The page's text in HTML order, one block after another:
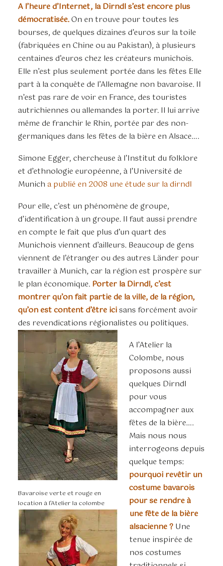
A l’heure d’Internet, la Dirndl s’est encore plus
démocratisée.On en trouve pour toutes les
bourses, de quelques dizaines d’euros sur la toile
(fabriquées en Chine ou au Pakistan), à plusieurs
centaines d’euros chez les créateurs munichois.
Elle n’est plus seulement portée dans les fêtes Elle
part à la conquête de l’Allemagne non bavaroise. Il
n’est pas rare de voir en France, des touristes
autrichiennes ou allemandes la porter. Il lui arrive
même de franchir le Rhin, portée par des non-
germaniques dans les fêtes de la bière en Alsace….
Simone Egger, chercheuse à l’Institut du folklore
et d’ethnologie européenne, à l’Université de
Munich a publié en 2008 une étude sur la dirndl
Pour elle, c’est un phénomène de groupe,
d’identification à un groupe. Il faut aussi prendre
en compte le fait que plus d’un quart des
Munichois viennent d’ailleurs. Beaucoup de gens
viennent de l’étranger ou des autres Länder pour
travailler à Munich, car la région est prospère sur
le plan économique. Porter la Dirndl, c’est
montrer qu’on fait partie de la ville, de la région,
qu’on est content d’être icisans forcément avoir
des revendications régionalistes ou politiques.
Bavaroise verte et rouge en
location à l’Atelier la colombe
A l’Atelier la
Colombe, nous
proposons aussi
quelques Dirndl
pour vous
accompagner aux
fêtes de la bière….
Mais nous nous
interrogeons depuis
quelque temps:
pourquoi revêtir un
costume bavarois
pour se rendre à
une fête de la bière
alsacienne ? Une
tenue inspirée de
nos costumes